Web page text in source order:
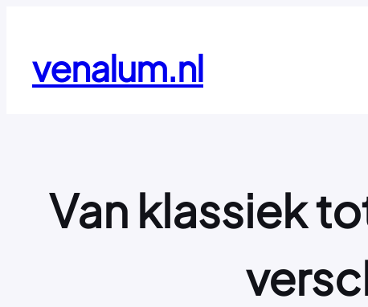
inhoudvenalum.nl
Van klassiek